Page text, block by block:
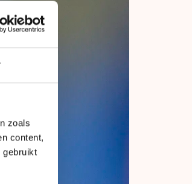
zoals
content,
gebruikt